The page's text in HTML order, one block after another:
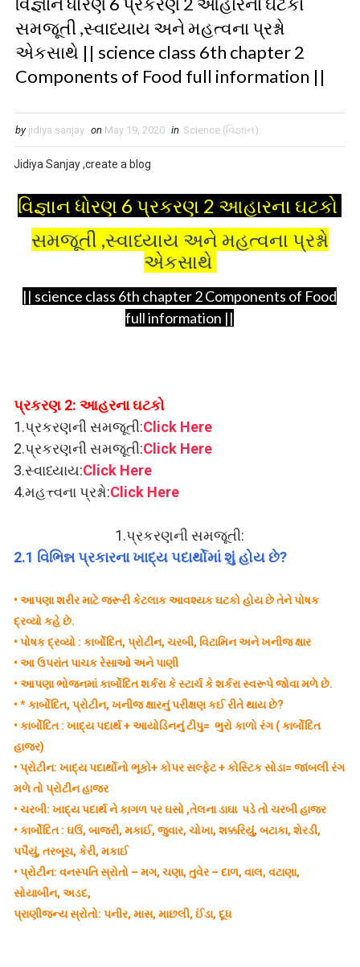
સમજૂતી ,સ્વાધ્યાય અને મહત્વના પ્રશ્નો
એકસાથે || science class 6th chapter 2
Components of Food full information ||
by jidiya sanjay on May 19, 2020 in Science (વિજ્ઞાન)
Jidiya Sanjay ,create a blog
વિજ્ઞાન ધોરણ 6 પ્રકરણ 2 આહારના ઘટકો
સમજૂતી ,સ્વાધ્યાય અને મહત્વના પ્રશ્નો
એકસાથે
|| science class 6th chapter 2 Components of Food
full information ||
પ્રકરણ 2: આહરના ઘટકો
1.પ્રકરણની સમજૂતી:Click Here
2.પ્રકરણની સમજૂતી:Click Here
3.સ્વાધ્યાય:Click Here
4.મહત્ત્વના પ્રશ્નો:Click Here
1.પ્રકરણની સમજૂતી:
2.1 વિભિન્ન પ્રકારના ખાદ્ય પદાર્થોમાં શું હોય છે?
• આપણા શરીર માટે જરૂરી કેટલાક આવશ્યક ઘટકો હોય છે તેને પોષક
દ્રવ્યો કહે છે.
• પોષક દ્રવ્યો : કાર્બોદિત, પ્રોટીન, ચરબી, વિટામિન અને ખનીજ ક્ષાર
• આ ઉપરાંત પાચક રેસાઓ અને પાણી
• આપણા ભોજનમાં કાર્બોદિત શર્કરા કે સ્ટાર્ચ કે શર્કરા સ્વરૂપે જોવા મળે છે.
• * કાર્બોદિત, પ્રોટીન, ખનીજ ક્ષારનું પરીક્ષણ કઈ રીતે થાય છે?
• કાર્બોદિત : ખાદ્ય પદાર્થ + આયોડિનનું ટીપુ= ભુરો કાળો રંગ ( કાર્બોદિત
હાજર)
• પ્રોટીન: ખાદ્ય પદાર્થોનો ભૂકો+ કોપર સલ્ફેટ + કોસ્ટિક સોડા= જાંબલી રંગ
મળે તો પ્રોટીન હાજર
• ચરબી: ખાદ્ય પદાર્થ ને કાગળ પર ઘસો ,તેલના ડાઘા પડે તો ચરબી હાજર
• કાર્બોદિત : ઘઉં, બાજરી, મકાઈ, જુવાર, ચોખા, શક્કરિયું, બટાકા, શેરડી,
પપૈયું, તરબૂચ, કેરી, મકાઈ
• પ્રોટીન: વનસ્પતિ સ્રોતો – મગ, ચણા, તુવેર – દાળ, વાલ, વટાણા,
સોયાબીન, અડદ,
પ્રાણીજન્ય સ્રોતો: પનીર, માસ, માછલી, ઈંડા, દૂધ